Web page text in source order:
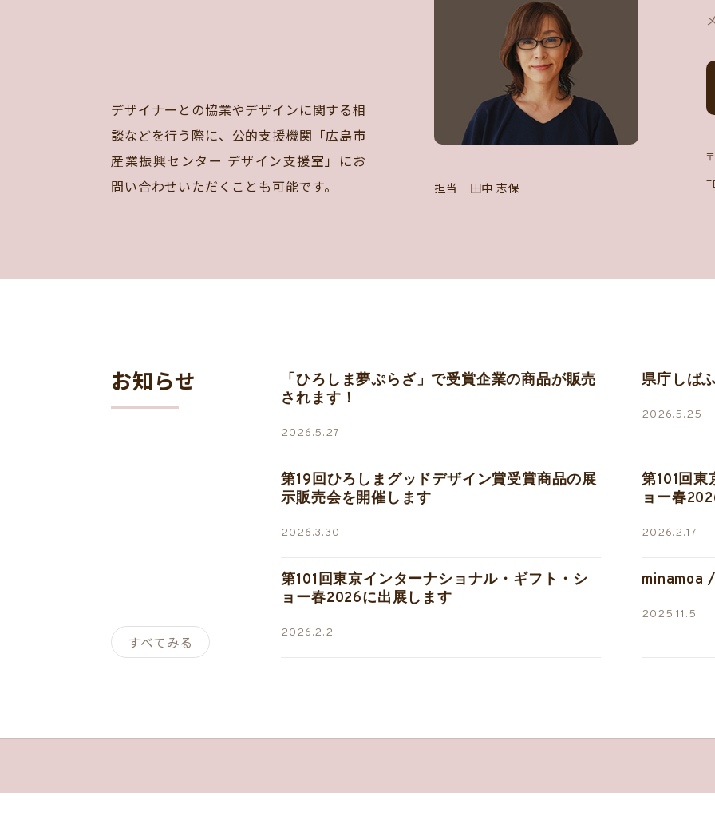
デザイナーとの協業やデザインに関する相
談などを行う際に、公的支援機関「広島市
産業振興センター デザイン支援室」にお
問い合わせいただくことも可能です。
担当 田中 志保
お知らせ
すべてみる
「ひろしま夢ぷらざ」で受賞企業の商品が販売
されます！
2026.5.27
県庁しば
2026.5.25
第19回ひろしまグッドデザイン賞受賞商品の展
示販売会を開催します
2026.3.30
第101回
ョー春
2026.2.17
第101回東京インターナショナル・ギフト・シ
ョー春2026に出展します
2026.2.2
minamoa
2025.11.5